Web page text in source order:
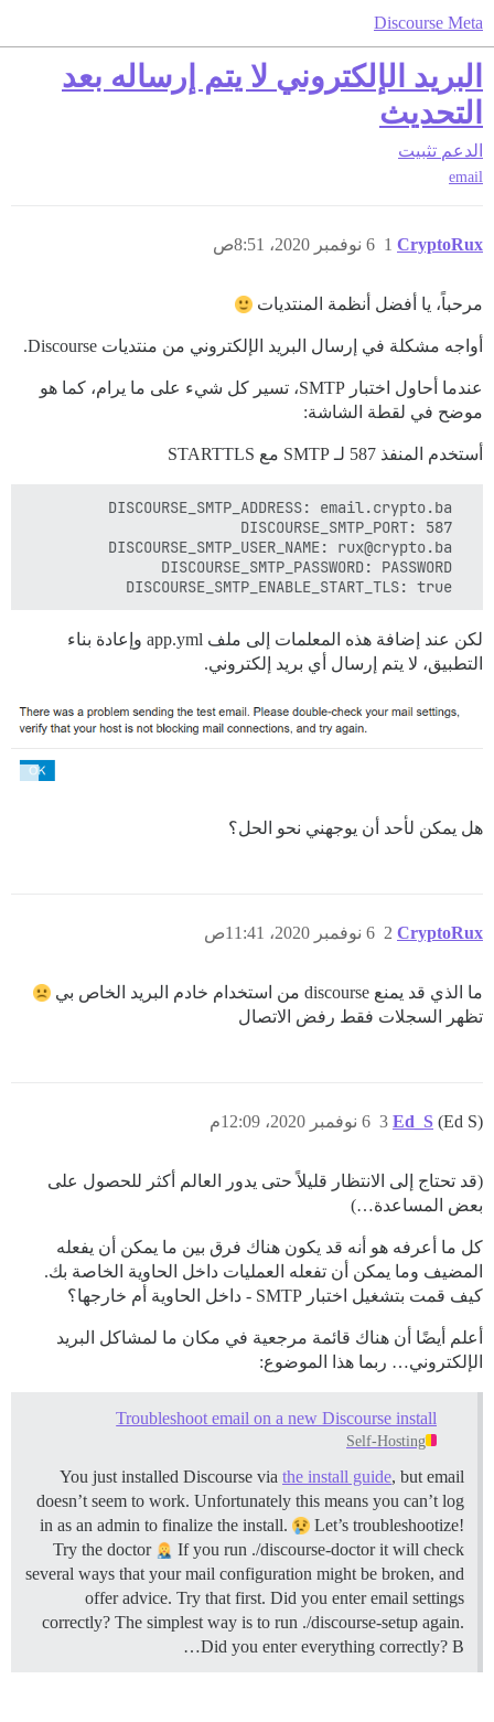
Discourse Meta
البريد الإلكتروني لا يتم إرساله بعد
التحديث
الدعم تثبيت
email
CryptoRux 6 نوفمبر 2020، 8:51ص 1
مرحباً، يا أفضل أنظمة المنتديات
أواجه مشكلة في إرسال البريد الإلكتروني من منتديات Discourse.
عندما أحاول اختبار SMTP، تسير كل شيء على ما يرام، كما هو
موضح في لقطة الشاشة:
أستخدم المنفذ 587 لـ SMTP مع STARTTLS
لكن عند إضافة هذه المعلمات إلى ملف app.yml وإعادة بناء
التطبيق، لا يتم إرسال أي بريد إلكتروني.
هل يمكن لأحد أن يوجهني نحو الحل؟
CryptoRux 6 نوفمبر 2020، 11:41ص 2
ما الذي قد يمنع discourse من استخدام خادم البريد الخاص بي
تظهر السجلات فقط رفض الاتصال
Ed_S (Ed S) 6 نوفمبر 2020، 12:09م 3
(قد تحتاج إلى الانتظار قليلاً حتى يدور العالم أكثر للحصول على
بعض المساعدة…)
كل ما أعرفه هو أنه قد يكون هناك فرق بين ما يمكن أن يفعله
المضيف وما يمكن أن تفعله العمليات داخل الحاوية الخاصة بك.
كيف قمت بتشغيل اختبار SMTP - داخل الحاوية أم خارجها؟
أعلم أيضًا أن هناك قائمة مرجعية في مكان ما لمشاكل البريد
الإلكتروني… ربما هذا الموضوع:
Troubleshoot email on a new Discourse install
Self-Hosting
You just installed Discourse via the install guide, but email
doesn’t seem to work. Unfortunately this means you can’t log
in as an admin to finalize the install.
Let’s troubleshootize!
Try the doctor
If you run ./discourse-doctor it will check
several ways that your mail configuration might be broken, and
offer advice. Try that first. Did you enter email settings
correctly? The simplest way is to run ./discourse-setup again.
Did you enter everything correctly? B…